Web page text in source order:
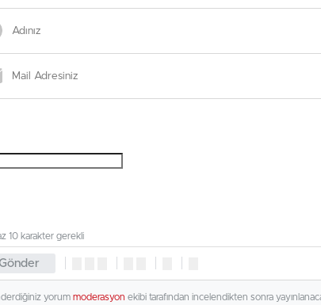
10 karakter gerekli
yorum moderasyon ekibi tarafından incelendikten sonra